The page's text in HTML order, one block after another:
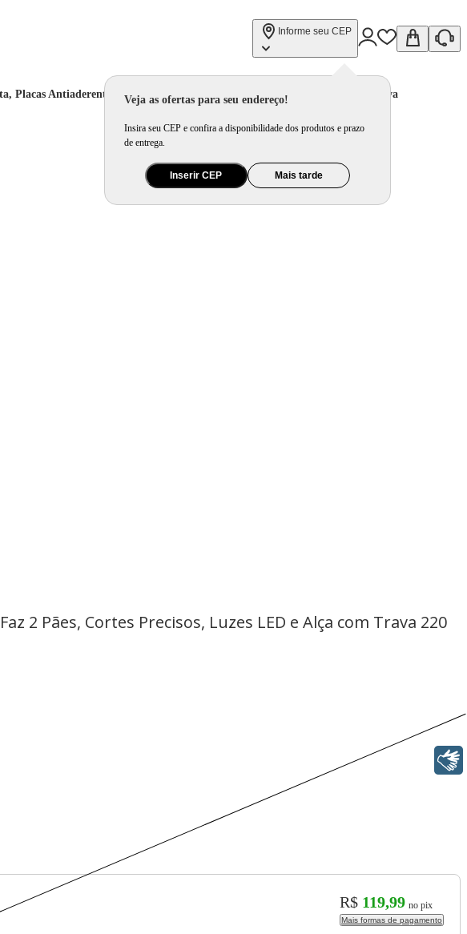
Informe seu CEP
Veja as ofertas para seu endereço!
Insira seu CEP e confira a disponibilidade dos produtos e prazo
de entrega.
Inserir CEP Mais tarde
Antiaderentes, Faz 2 Pães, Cortes Precisos, Luzes LED e Alça com Trava
2 Pães, Cortes Precisos, Luzes LED e Alça com Trava 220
R$ 119,99 no pix
Mais formas de pagamento